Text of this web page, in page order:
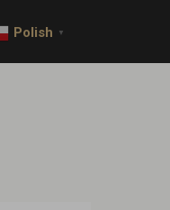
Polish ▼